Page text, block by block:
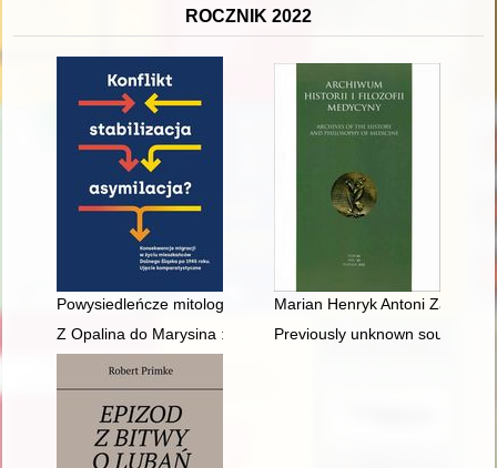
ROCZNIK 2022
Powysiedleńcze mitologie łemkowskieMarian Henryk Antoni Zachert
Z Opalina do Marysina : wspomnieniaPreviously unknown sources